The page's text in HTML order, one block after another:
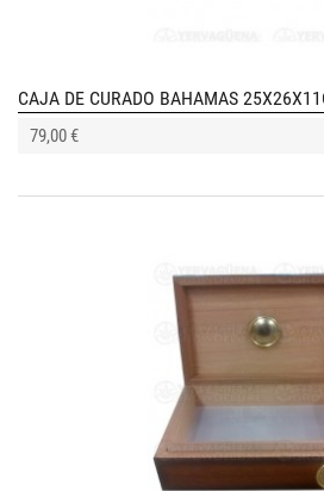
CAJA DE CURADO BAHAMAS
79,00 €